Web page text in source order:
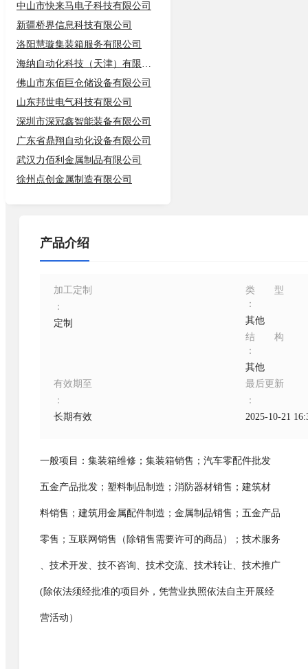
中山市快来马电子科技有限公司
新疆桥界信息科技有限公司
洛阳慧璇集装箱服务有限公司
海纳自动化科技（天津）有限公司
佛山市东佰巨仓储设备有限公司
山东邦世电气科技有限公司
深圳市深冠鑫智能装备有限公司
广东省鼎翔自动化设备有限公司
武汉力佰利金属制品有限公司
徐州点创金属制造有限公司
产品介绍
加工定制
：
定制
类型
：
其他
结构
：
其他
有效期至
：
长期有效
最后更新
：
2025-10-21
一般项目：集装箱维修；集装箱销售；汽车零配件批发
五金产品批发；塑料制品制造；消防器材销售；建筑材
料销售；建筑用金属配件制造；金属制品销售；五金产品
零售；互联网销售（除销售需要许可的商品）；技术服务
、技术开发、技不咨询、技术交流、技术转让、技术推广
(除依法须经批准的项目外，凭营业执照依法自主开展经
营活动）